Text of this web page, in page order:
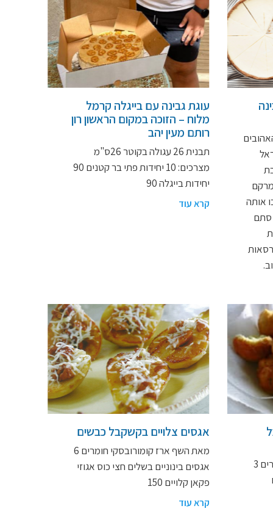
אותה
סתם
עוגת גבינה עם בייגלה קרמל
מלוח – הזוכה במקום הראשון רון
רותם מעין יהב
תבנית 26 עגולה בקוטר 26ס"מ
מצרכים: 10 יחידות פתי בר קטנים 90
יחידות בייגלה 90
קרא עוד
מאת השף ארז קומורובסקי חומרים 3
אגסים צלויים בקשקבל כבשים
מאת השף ארז קומורובסקי חומרים 6
אגסים בינוניים בשלים חצי כוס אגוזי
פקאן קלויים 150
קרא עוד